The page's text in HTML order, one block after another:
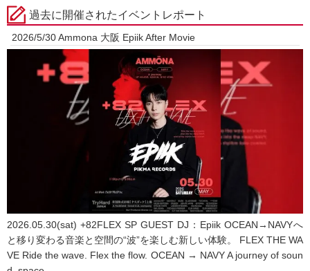
過去に開催されたイベントレポート
2026/5/30 Ammona 大阪 Epiik After Movie
2026.05.30(sat) +82FLEX SP GUEST DJ：Epiik OCEAN→NAVYへ
と移り変わる音楽と空間の“波”を楽しむ新しい体験。 FLEX THE WA
VE Ride the wave. Flex the flow. OCEAN → NAVY A journey of soun